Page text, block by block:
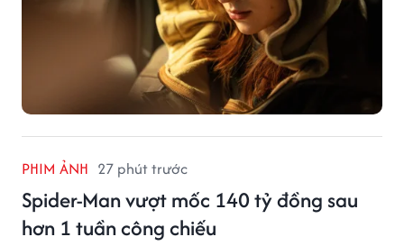
PHIM ẢNH 27 phút trước
Spider-Man vượt mốc 140 tỷ đồng sau
hơn 1 tuần công chiếu